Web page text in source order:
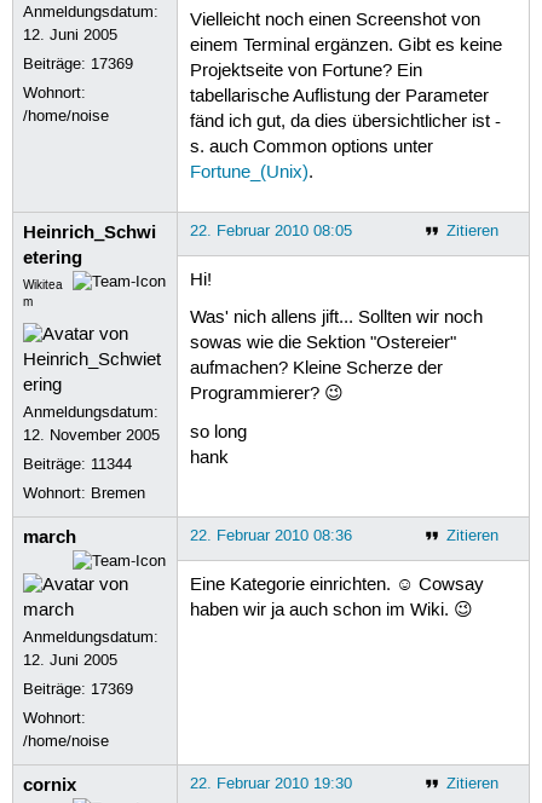
Anmeldungsdatum:
12. Juni 2005
Beiträge: 17369
Wohnort:
/home/noise
Vielleicht noch einen Screenshot von
einem Terminal ergänzen. Gibt es keine
Projektseite von Fortune? Ein
tabellarische Auflistung der Parameter
fänd ich gut, da dies übersichtlicher ist -
s. auch Common options unter
Fortune_(Unix).
Heinrich_Schwi
etering
Wikitea
m
Anmeldungsdatum:
12. November 2005
Beiträge: 11344
Wohnort: Bremen
Zitieren
22. Februar 2010 08:05
Hi!
Was' nich allens jift... Sollten wir noch
sowas wie die Sektion "Ostereier"
aufmachen? Kleine Scherze der
Programmierer? 😉
so long
hank
march
Anmeldungsdatum:
12. Juni 2005
Beiträge: 17369
Wohnort:
/home/noise
Zitieren
22. Februar 2010 08:36
Eine Kategorie einrichten. ☺ Cowsay
haben wir ja auch schon im Wiki. 😉
cornix Zitieren
22. Februar 2010 19:30